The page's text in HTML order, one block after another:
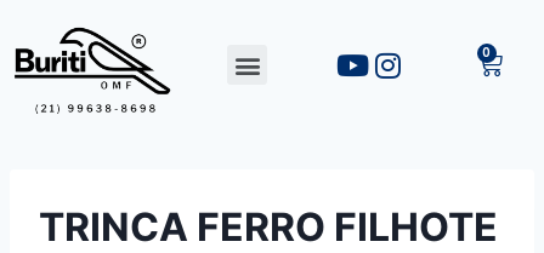
TRINCA FERRO FILHOTE